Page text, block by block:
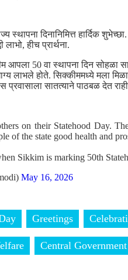
स्थापना दिनानिमित्त हार्दिक
हीच प्रार्थना.
50 वा स्थापना दिन सोहळा
लाभले होते. सिक्कीममध्ये मला
प्रवासाला सातत्याने पाठबळ देत
on their Statehood Day.
of the state good health and
Sikkim is marking 50th
May 16, 2026
Greetings
Central Government